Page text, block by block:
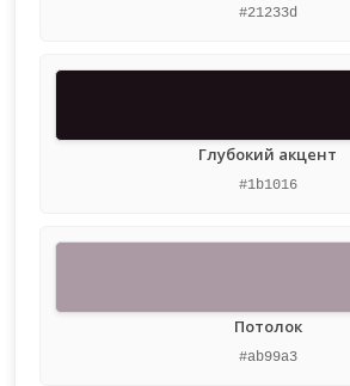
#21233d
Глубокий акцент
#1b1016
Потолок
#ab99a3